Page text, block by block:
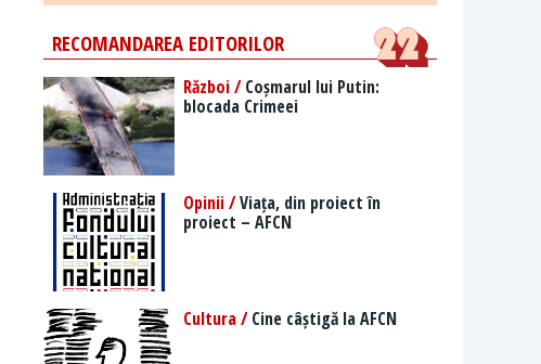
RECOMANDAREA EDITORILOR
Război /Coșmarul lui Putin:
blocada Crimeei
Opinii /Viața, din proiect în
proiect – AFCN
Cultura /Cine câștigă la AFCN